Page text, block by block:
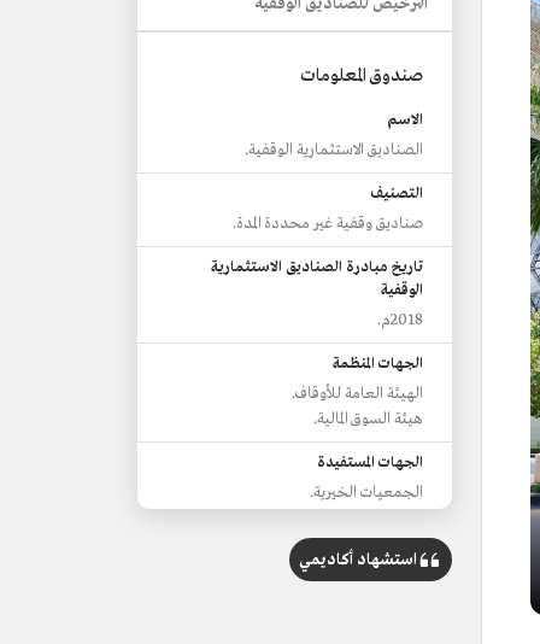
الترخيص للصناديق الوقفية
صندوق المعلومات
الاسم
الصناديق الاستثمارية الوقفية.
التصنيف
صناديق وقفية غير محددة المدة.
تاريخ مبادرة الصناديق الاستثمارية
الوقفية
2018م.
الجهات المنظمة
الهيئة العامة للأوقاف.
هيئة السوق المالية.
الجهات المستفيدة
الجمعيات الخيرية.
صناديق مرخصة لها
استشهاد أكاديمي